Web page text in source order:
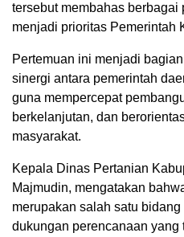
tersebut membahas berbagai
menjadi prioritas Pemerintah
Pertemuan ini menjadi
sinergi antara pemerintah
guna mempercepat
berkelanjutan, dan
masyarakat.
Kepala Dinas Pertanian
Majmudin, mengatakan
merupakan salah satu
dukungan perencanaan